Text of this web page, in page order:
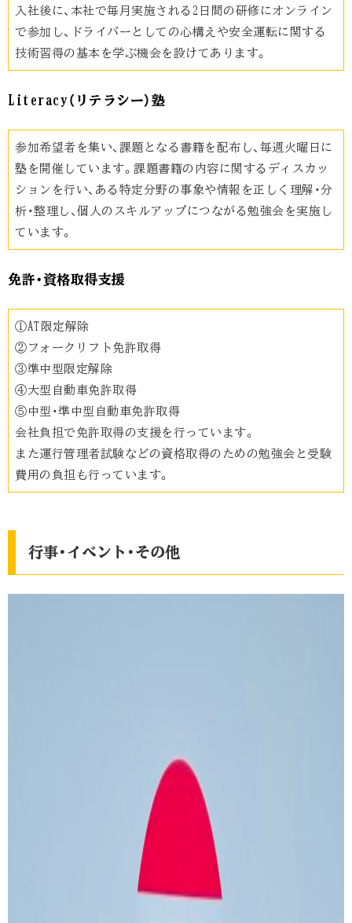
入社後に、本社で毎月実施される2日間の研修にオンライン
で参加し、ドライバーとしての心構えや安全運転に関する
技術習得の基本を学ぶ機会を設けてあります。
Literacy（リテラシー）塾
参加希望者を集い、課題となる書籍を配布し、毎週火曜日に
塾を開催しています。課題書籍の内容に関するディスカッ
ションを行い、ある特定分野の事象や情報を正しく理解・分
析・整理し、個人のスキルアップにつながる勉強会を実施し
ています。
免許・資格取得支援
①AT限定解除
②フォークリフト免許取得
③準中型限定解除
④大型自動車免許取得
⑤中型・準中型自動車免許取得
会社負担で免許取得の支援を行っています。
また運行管理者試験などの資格取得のための勉強会と受験
費用の負担も行っています。
行事・イベント・その他